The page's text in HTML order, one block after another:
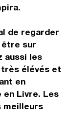
de regarder
être sur
aussi les
élévés et
en
en Livre. Les
meilleurs